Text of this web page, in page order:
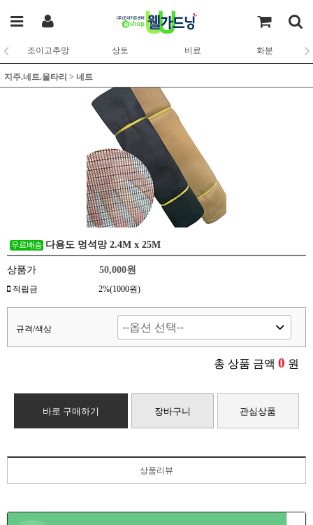
조이고추망 상토 비료 화분
지주.네트.울타리 > 네트
다용도 멍석망 2.4M x 25M
상품가 50,000원
적립금 2%(1000원)
규격/색상
총 상품 금액 0 원
바로 구매하기 장바구니 관심상품
상품리뷰